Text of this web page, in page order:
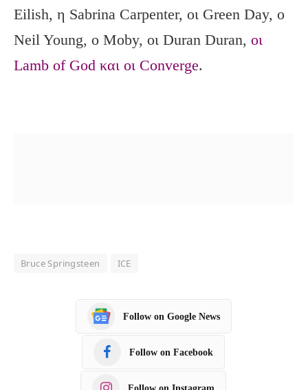
Eilish, η Sabrina Carpenter, οι Green Day, ο
Neil Young, ο Moby, οι Duran Duran, οι
Lamb of God και οι Converge.
Bruce Springsteen ICE
Follow on Google News
Follow on Facebook